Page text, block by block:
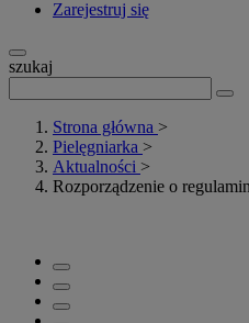
Zarejestruj się
szukaj
Strona główna >
Pielęgniarka >
Aktualności >
Rozporządzenie o